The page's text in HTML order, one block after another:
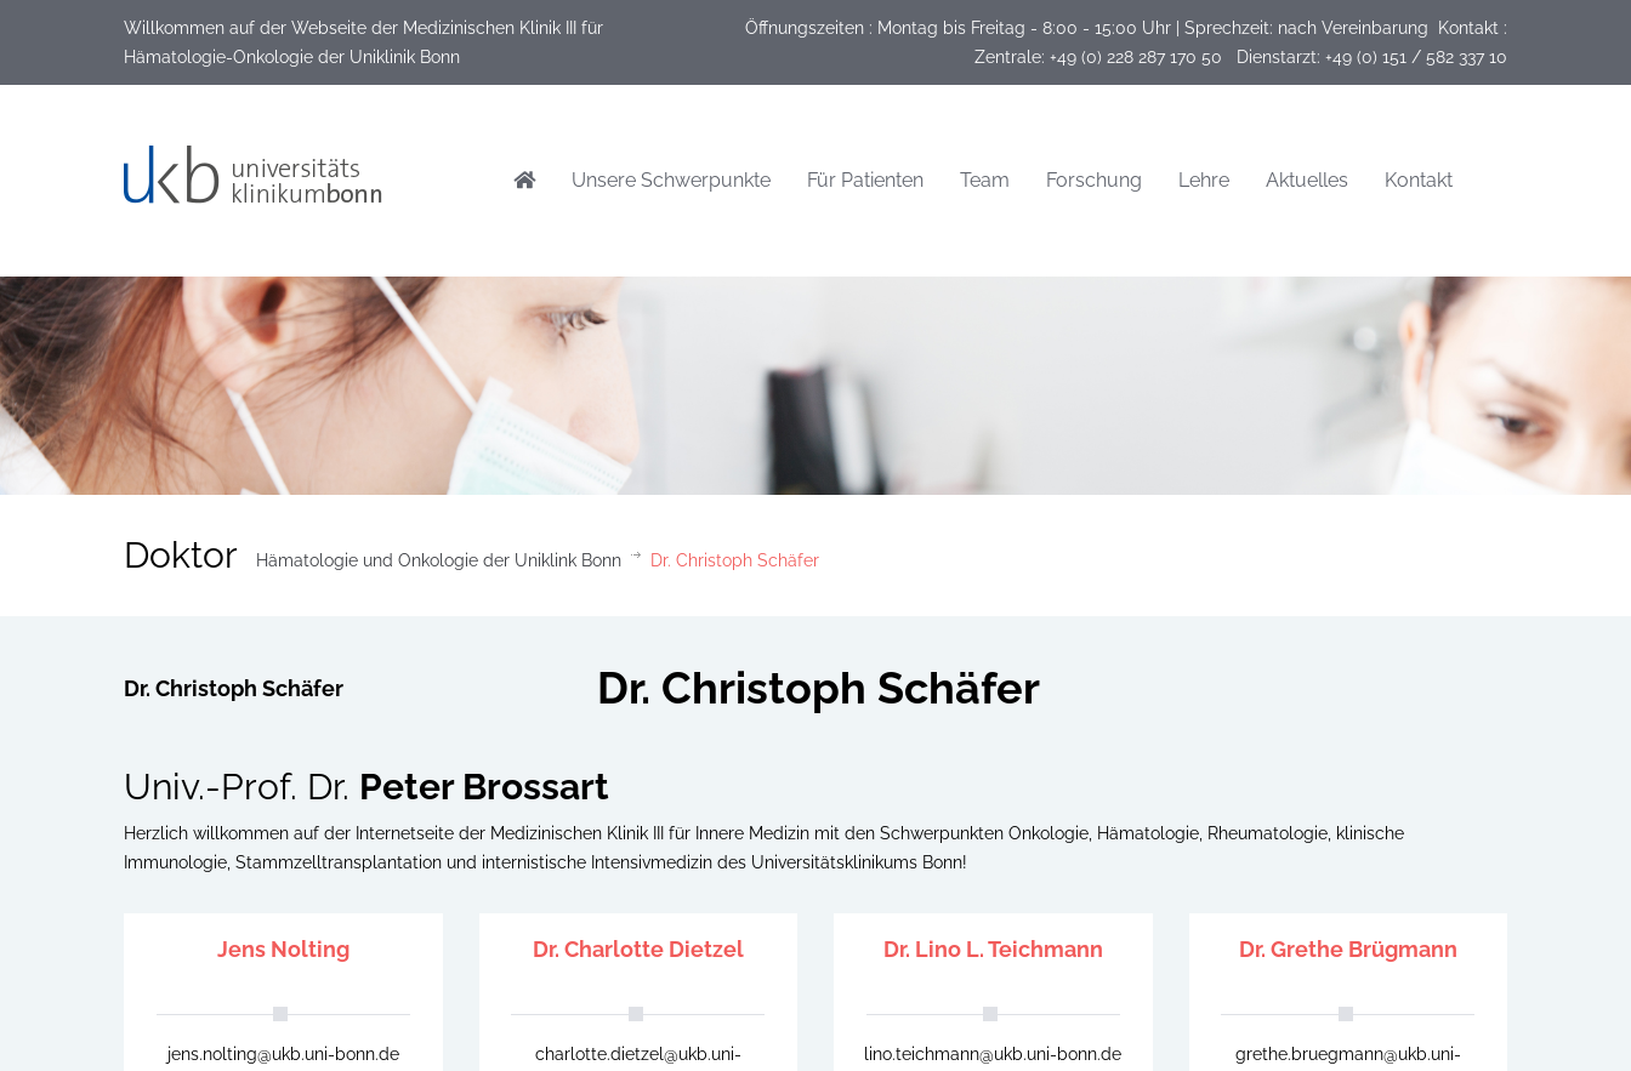
Willkommen auf der Webseite der Medizinischen Klinik III für
Hämatologie-Onkologie der Uniklinik Bonn
Öffnungszeiten : Montag bis Freitag - 8:00 - 15:00 Uhr | Sprechzeit: nach Vereinbarung Kontakt :
Zentrale: +49 (0) 228 287 170 50   Dienstarzt: +49 (0) 151 / 582 337 10
Unsere Schwerpunkte Für Patienten Team Forschung Lehre Aktuelles Kontakt
Doktor Hämatologie und Onkologie der Uniklink Bonn Dr. Christoph Schäfer
Dr. Christoph Schäfer Dr. Christoph Schäfer
Univ.-Prof. Dr. Peter Brossart
Herzlich willkommen auf der Internetseite der Medizinischen Klinik III für Innere Medizin mit den Schwerpunkten Onkologie, Hämatologie, Rheumatologie, klinische
Immunologie, Stammzelltransplantation und internistische Intensivmedizin des Universitätsklinikums Bonn!
Jens Nolting
jens.nolting@ukb.uni-bonn.de
Dr. Charlotte Dietzel
charlotte.dietzel@ukb.uni-
Dr. Lino L. Teichmann
lino.teichmann@ukb.uni-bonn.de
Dr. Grethe Brügmann
grethe.bruegmann@ukb.uni-